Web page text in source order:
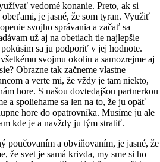
vedomé konanie. Preto, ak si
je jasné, že som tyran. Využiť
svojho správania a začať sa
už aj na obetiach tie najlepšie
sa ju podporiť v jej hodnote.
svojmu okoliu a samozrejme aj
Obrazne tak začneme vlastne
a verte mi, že vždy je tam niekto,
hore. S našou dovtedajšou partnerkou
a spoliehame sa len na to, že ju opäť
hore do opatrovníka. Musíme ju ale
kde je a navždy ju tým stratiť.
poučovaním a obviňovaním, je jasné, že
že svet je samá krivda, my sme si ho